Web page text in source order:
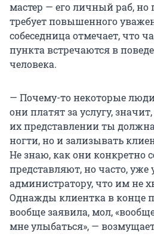
мастер — его личный раб, но
требует повышенного
собеседница отмечает, что
пункта встречаются в
человека.
— Почему-то некоторые
они платят за услугу,
их представлении ты
ногти, но и зализывать
Не знаю, как они конкретно
представляют, но часто, уже
администратору, что им не
Однажды клиентка в конце
вообще заявила, мол,
мне улыбаться», —